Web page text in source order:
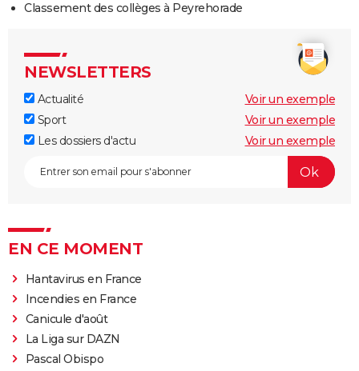
Classement des collèges à Peyrehorade
NEWSLETTERS
Actualité
Voir un exemple
Sport
Voir un exemple
Les dossiers d'actu
Voir un exemple
EN CE MOMENT
Hantavirus en France
Incendies en France
Canicule d'août
La Liga sur DAZN
Pascal Obispo